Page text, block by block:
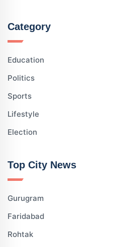
Category
Education
Politics
Sports
Lifestyle
Election
Top City News
Gurugram
Faridabad
Rohtak